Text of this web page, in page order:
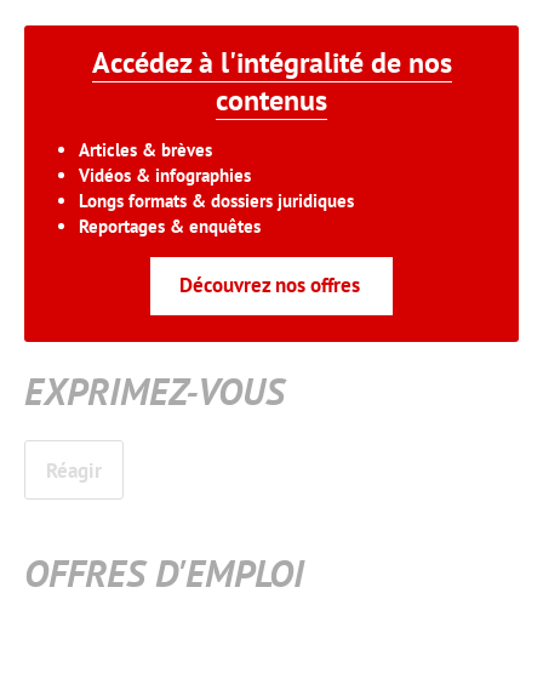
Accédez à l'intégralité de nos
contenus
Articles & brèves
Vidéos & infographies
Longs formats & dossiers juridiques
Reportages & enquêtes
Découvrez nos offres
EXPRIMEZ-VOUS
Réagir
OFFRES D'EMPLOI